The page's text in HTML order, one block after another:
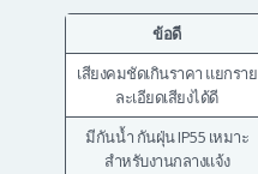
ข้อดี
เสียงคมชัดเกินราคา แยกราย
ละเอียดเสียงได้ดี
มีกันน้ำ กันฝุ่น IP55 เหมาะ
สำหรับงานกลางแจ้ง